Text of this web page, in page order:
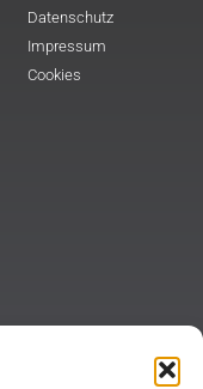
Datenschutz
Impressum
Cookies